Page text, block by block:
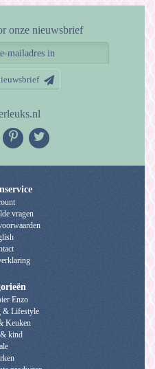
onze nieuwsbrief
vragen
Enzo
& Lifestyle
Keuken
kind